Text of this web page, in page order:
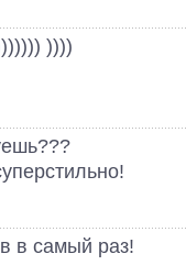
))))
в самый раз!